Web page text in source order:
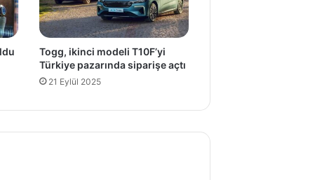
Togg, ikinci modeli T10F’yi
Türkiye pazarında siparişe açtı
21 Eylül 2025